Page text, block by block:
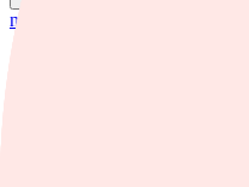
nyheter